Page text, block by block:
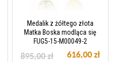
Medalik z żółtego złota
Matka Boska modląca się
FUG5-15-M00049-2
616,00 zł
895,00 zł